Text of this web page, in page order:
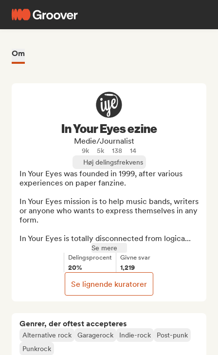
Om
Genrer, der oftest accepteres
Alternative rock Garagerock Indie-rock
Post-punk
Punkrock
In Your Eyes ezine
Medie/journalist
9k 5k 138
14
Høj delingsfrekvens
In Your Eyes was founded in 1999, after various
experiences on paper fanzine.
In Your Eyes mission is to help music bands, writers
or anyone who wants to express themselves in any
form.
In Your Eyes is totally disconnected from logica...
Se mere
Delingsprocent
20%
Givne svar
1,219
Se lignende kuratorer